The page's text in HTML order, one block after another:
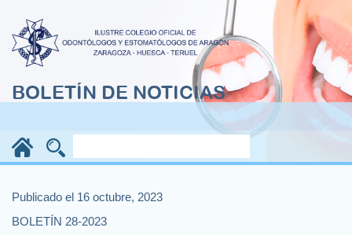
BOLETÍN DE NOTICIAS
Publicado el 16 octubre, 2023
BOLETÍN 28-2023